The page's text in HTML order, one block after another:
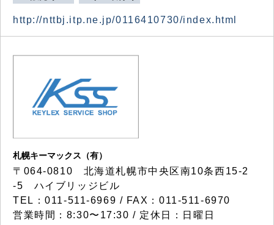
http://nttbj.itp.ne.jp/0116410730/index.html
札幌キーマックス（有）
〒064-0810 北海道札幌市中央区南10条西15-2
-5 ハイブリッジビル
TEL：011-511-6969 / FAX：011-511-6970
営業時間：8:30〜17:30 / 定休日：日曜日